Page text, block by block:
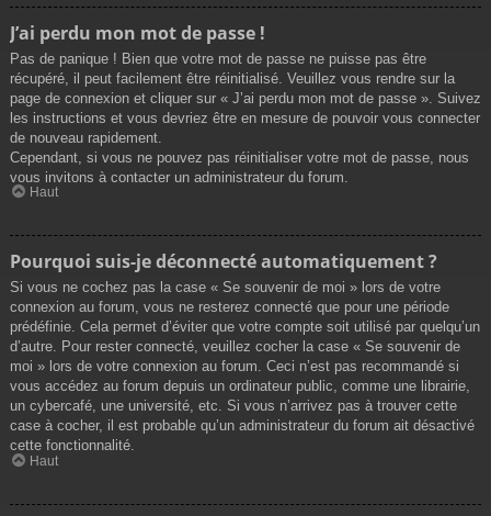
J’ai perdu mon mot de passe !
Pas de panique ! Bien que votre mot de passe ne puisse pas être
récupéré, il peut facilement être réinitialisé. Veuillez vous rendre sur la
page de connexion et cliquer sur « J’ai perdu mon mot de passe ». Suivez
les instructions et vous devriez être en mesure de pouvoir vous connecter
de nouveau rapidement.
Cependant, si vous ne pouvez pas réinitialiser votre mot de passe, nous
vous invitons à contacter un administrateur du forum.
Haut
Pourquoi suis-je déconnecté automatiquement ?
Si vous ne cochez pas la case « Se souvenir de moi » lors de votre
connexion au forum, vous ne resterez connecté que pour une période
prédéfinie. Cela permet d’éviter que votre compte soit utilisé par quelqu’un
d’autre. Pour rester connecté, veuillez cocher la case « Se souvenir de
moi » lors de votre connexion au forum. Ceci n’est pas recommandé si
vous accédez au forum depuis un ordinateur public, comme une librairie,
un cybercafé, une université, etc. Si vous n’arrivez pas à trouver cette
case à cocher, il est probable qu’un administrateur du forum ait désactivé
cette fonctionnalité.
Haut